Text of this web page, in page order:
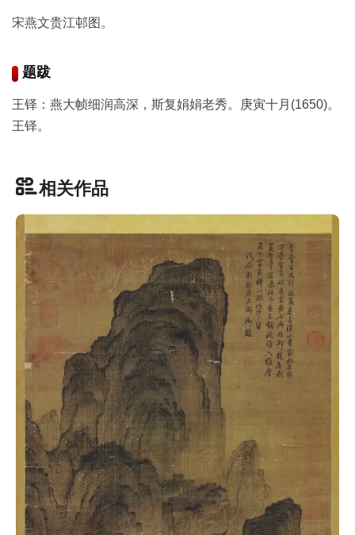
宋燕文贵江邨图。
题跋
王铎：燕大帧细润高深，斯复娟娟老秀。庚寅十月(1650)。
王铎。
相关作品
艺
品
图
库
Artwork
铜
陶
瓷
雕
文
具
玉
器
漆
器